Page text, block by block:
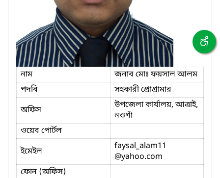
নাম
জনাব মোঃ ফয়সাল আলম
পদবি
সহকারী প্রোগ্রামার
অফিস
উপজেলা কার্যালয়, আত্রাই,
নওগাঁ
ওয়েব পোর্টল
ইমেইল
faysal_alam11
@yahoo.com
ফোন (অফিস)